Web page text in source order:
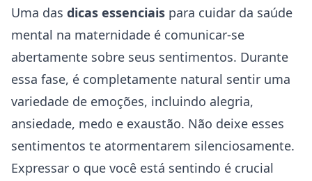
Uma das dicas essenciais para cuidar da saúde
mental na maternidade é comunicar-se
abertamente sobre seus sentimentos. Durante
essa fase, é completamente natural sentir uma
variedade de emoções, incluindo alegria,
ansiedade, medo e exaustão. Não deixe esses
sentimentos te atormentarem silenciosamente.
Expressar o que você está sentindo é crucial